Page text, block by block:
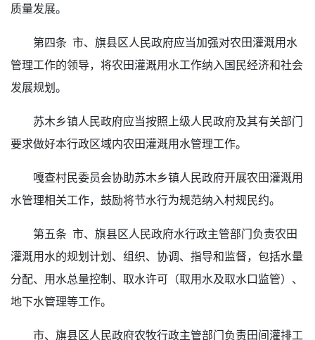
质量发展。
第四条 市、旗县区人民政府应当加强对农田灌溉用水
管理工作的领导，将农田灌溉用水工作纳入国民经济和社会
发展规划。
苏木乡镇人民政府应当按照上级人民政府及其有关部门
要求做好本行政区域内农田灌溉用水管理工作。
嘎查村民委员会协助苏木乡镇人民政府开展农田灌溉用
水管理相关工作，鼓励将节水行为规范纳入村规民约。
第五条 市、旗县区人民政府水行政主管部门负责农田
灌溉用水的规划计划、组织、协调、指导和监督，包括水量
分配、用水总量控制、取水许可（取用水及取水口监管）、
地下水管理等工作。
市、旗县区人民政府农牧行政主管部门负责田间灌排工